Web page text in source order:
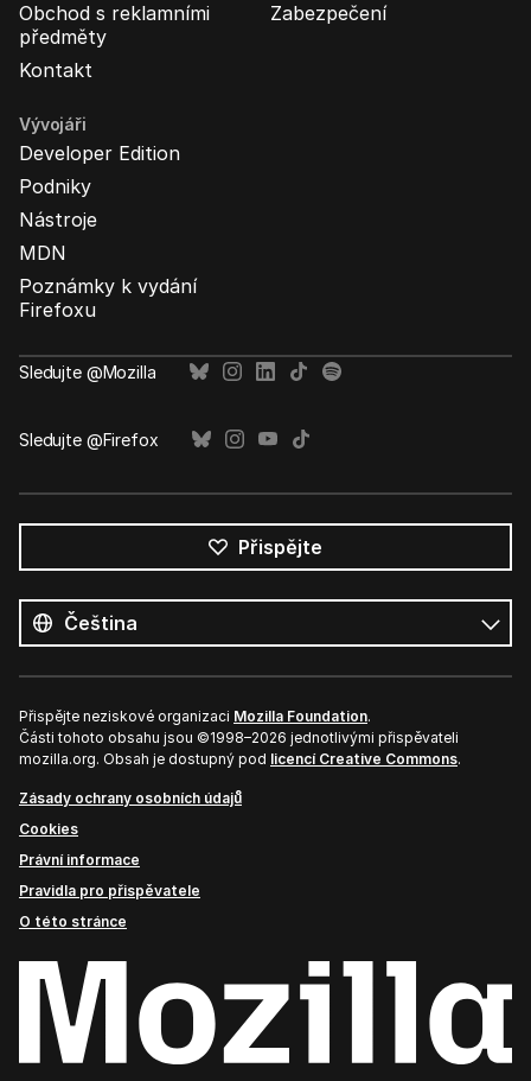
Obchod s reklamními
předměty
Kontakt
Zabezpečení
Vývojáři
Developer Edition
Podniky
Nástroje
MDN
Poznámky k vydání
Firefoxu
Sledujte @Mozilla
Sledujte @Firefox
Přispějte
jazyky
Jazyk
Přispějte neziskové organizaci Mozilla Foundation.
Části tohoto obsahu jsou ©1998–2026 jednotlivými přispěvateli
mozilla.org. Obsah je dostupný pod licencí Creative Commons.
Zásady ochrany osobních údajů
Cookies
Právní informace
Pravidla pro přispěvatele
O této stránce